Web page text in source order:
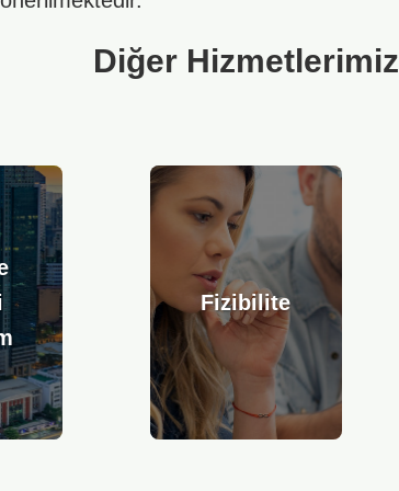
Diğer Hizmetlerimiz
Fizibilite